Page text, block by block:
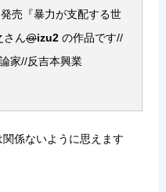
売『暴力が支配する世
さん@izu2 の作品です//
家//反吉本興業
係ないように思えます